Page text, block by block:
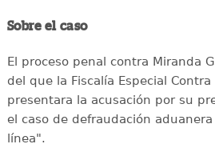
Sobre el caso
El proceso penal contra Miranda
del que la Fiscalía Especial
presentara la acusación por su
el caso de defraudación
línea".